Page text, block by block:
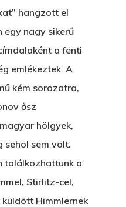
hangzott el
egy nagy sikerű
a fenti
emlékeztek A
kém sorozatra,
ősz
hölgyek,
sem volt.
találkozhattunk a
Stirlitz-cel,
Himmlernek